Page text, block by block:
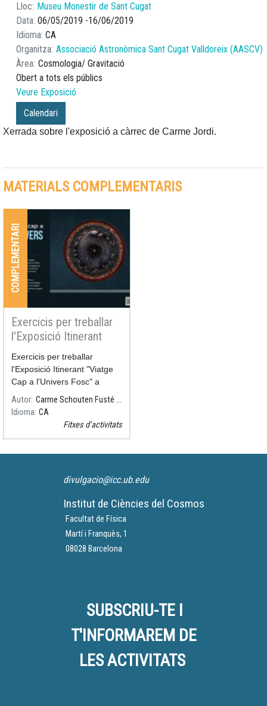
Lloc
Museu Monestir de Sant Cugat
Data 06/05/2019 16/06/2019
Idioma CA
Organitza Associació Astronòmica Sant Cugat Valldoreix (AASCV)
Àrea Cosmologia Gravitació
Obert a tots els públics
Veure Exposició
Calendari
Xerrada sobre l'exposició a càrrec de Carme Jordi.
MATERIALS COMPLEMENTARIS
COMPLEMENTARI
Exercicis per treballar
l'Exposició Itinerant
"Viatge Cap a l'Univers
Fosc"
Exercicis per treballar
l'Exposició Itinerant "Viatge
Cap a l'Univers Fosc" a
l'aula.
Autor
Carme Schouten Fusté - Departament cientificotecnològic, Institut Hug Roger III, Sort
Idioma CA
Fitxes d'activitats
divulgacio@icc.ub.edu
Institut de Ciències del Cosmos
Facultat de Física
Martí i Franquès, 1
08028 Barcelona
SUBSCRIU-TE I
T'INFORMAREM DE
LES ACTIVITATS